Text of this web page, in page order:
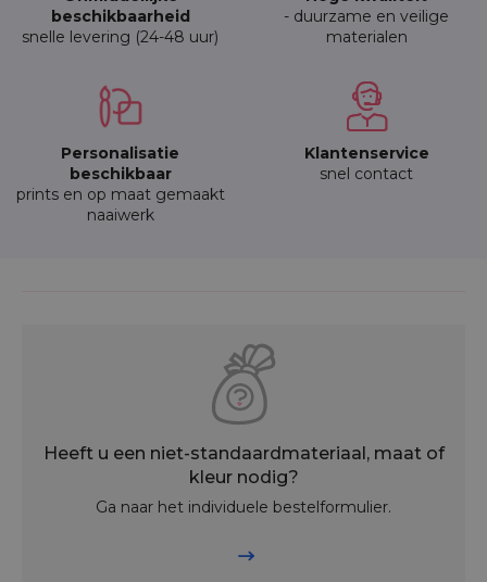
beschikbaarheid
snelle levering (24-48 uur)
- duurzame en veilige
materialen
Personalisatie
beschikbaar
prints en op maat gemaakt
naaiwerk
Klantenservice
snel contact
Heeft u een niet-standaardmateriaal, maat of
kleur nodig?
Ga naar het individuele bestelformulier.